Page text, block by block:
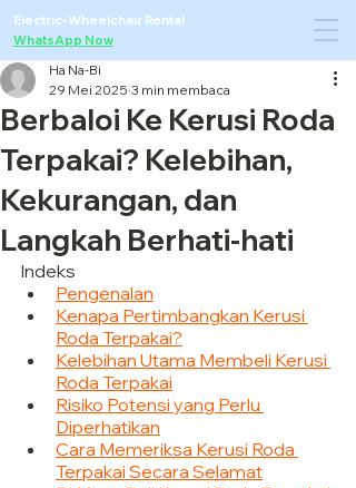
Electric-Wheelchair Rental ·
WhatsApp Now
Berbaloi Ke Kerusi Roda
Terpakai? Kelebihan,
Kekurangan, dan
Langkah Berhati-hati
Ha Na-Bi
29 Mei 2025 3 min membaca
Indeks
Pengenalan
Kenapa Pertimbangkan Kerusi
Roda Terpakai?
Kelebihan Utama Membeli Kerusi
Roda Terpakai
Risiko Potensi yang Perlu
Diperhatikan
Cara Memeriksa Kerusi Roda
Terpakai Secara Selamat